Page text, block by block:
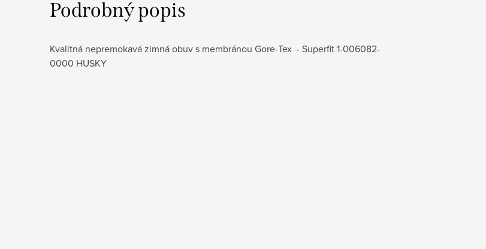
Podrobný popis
Kvalitná nepremokavá zimná obuv s membránou Gore-Tex - Superfit 1-006082-
0000 HUSKY